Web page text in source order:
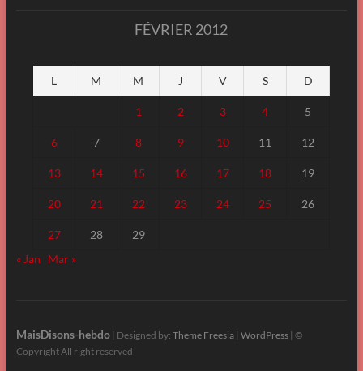
FÉVRIER 2012
L M M J V S D
1 2 3 4 5
6 7 8 9 10 11 12
13 14 15 16 17 18 19
20 21 22 23 24 25 26
27 28
29
« Jan
Mar »
MaisDisons-hebdo| Designed by: Theme Freesia| WordPress| ©
Copyright All right reserved